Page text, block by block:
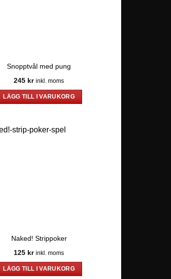
Snopptvål med pung
245 kr inkl. moms
LÄGG TILL I VARUKORG
Naked! Strippoker
125 kr inkl. moms
LÄGG TILL I VARUKORG